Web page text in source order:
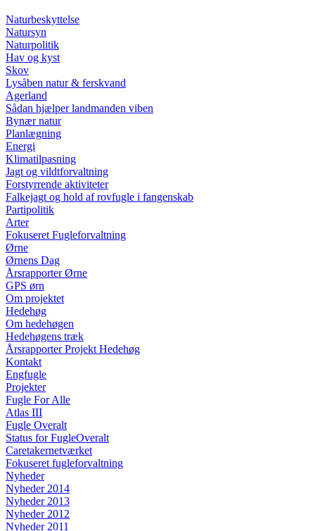
Naturbeskyttelse
Natursyn
Naturpolitik
Hav og kyst
Skov
Lysåben natur & ferskvand
Agerland
Sådan hjælper landmanden viben
Bynær natur
Planlægning
Energi
Klimatilpasning
Jagt og vildtforvaltning
Forstyrrende aktiviteter
Falkejagt og hold af rovfugle i fangenskab
Partipolitik
Arter
Fokuseret Fugleforvaltning
Ørne
Ørnens Dag
Årsrapporter Ørne
GPS ørn
Om projektet
Hedehøg
Om hedehøgen
Hedehøgens træk
Årsrapporter Projekt Hedehøg
Kontakt
Engfugle
Projekter
Fugle For Alle
Atlas III
Fugle Overalt
Status for FugleOveralt
Caretakernetværket
Fokuseret fugleforvaltning
Nyheder
Nyheder 2014
Nyheder 2013
Nyheder 2012
Nyheder 2011